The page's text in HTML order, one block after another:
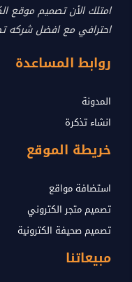
امتلك الأن تصميم موقع
احترافي مع افضل شركه
روابط المساعدة
المدونة
انشاء تذكرة
خريطة الموقع
استضافة مواقع
تصميم متجر الكتروني
تصميم صحيفة الكترونية
مبيعاتنا